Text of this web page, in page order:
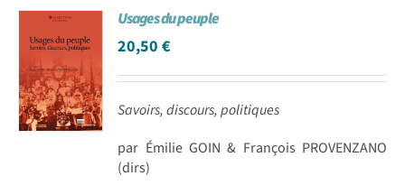
Achat en ligne
Panier WooCommerce
Usages du peuple
20,50€
Savoirs, discours, politiques
par Émilie GOIN & François PROVENZANO
(dirs)